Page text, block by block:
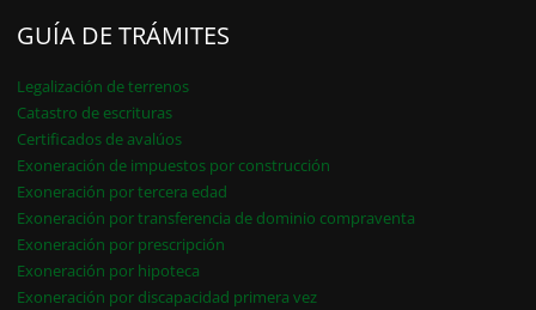
GUÍA DE TRÁMITES
Legalización de terrenos
Catastro de escrituras
Certificados de avalúos
Exoneración de impuestos por construcción
Exoneración por tercera edad
Exoneración por transferencia de dominio compraventa
Exoneración por prescripción
Exoneración por hipoteca
Exoneración por discapacidad primera vez